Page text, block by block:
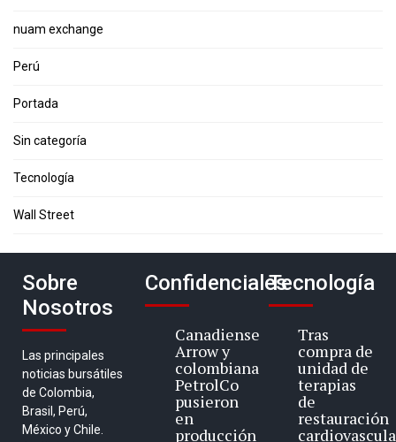
nuam exchange
Perú
Portada
Sin categoría
Tecnología
Wall Street
Sobre
Nosotros
Las principales
noticias bursátiles
de Colombia,
Brasil, Perú,
México y Chile.
Confidenciales
Canadiense
Arrow y
colombiana
PetrolCo
pusieron
en
producción
Tecnología
Tras
compra de
unidad de
terapias
de
restauración